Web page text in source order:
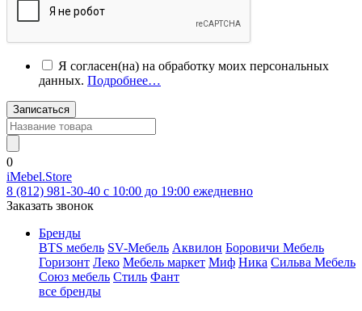
Я согласен(на) на обработку моих персональных
данных. Подробнее…
Записаться
0
iMebel.Store
8 (812) 981-30-40 c 10:00 до 19:00 ежедневно
Заказать звонок
Бренды
BTS мебель SV-Мебель Аквилон Боровичи Мебель
Горизонт Леко Мебель маркет Миф Ника Сильва Мебель
Союз мебель Стиль Фант
все бренды